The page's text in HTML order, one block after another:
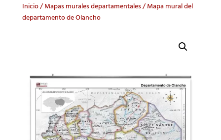
Inicio/Mapas murales departamentales/ Mapa mural del
departamento de Olancho